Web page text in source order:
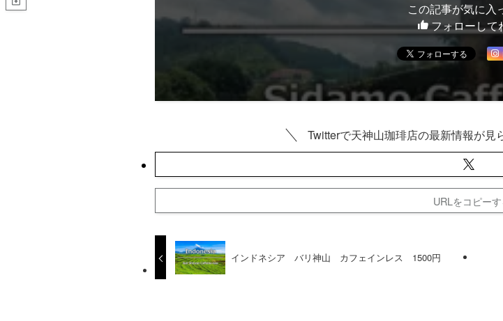
この記事が気に入
フォローして
Twitterで天神山珈琲店の最新情報が見
URLをコピーす
インドネシア バリ神山 カフェインレス 1500円